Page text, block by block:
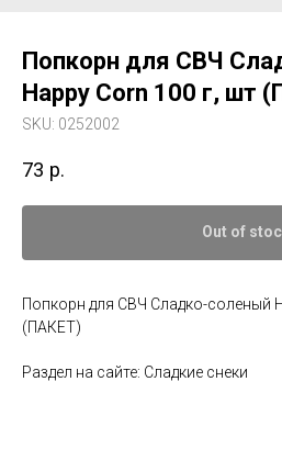
Попкорн для СВЧ
Happy Corn 100 г, шт
SKU: 0252002
73 р.
Out of
Попкорн для СВЧ Сладко-соленый
(ПАКЕТ)
Раздел на сайте: Сладкие снеки